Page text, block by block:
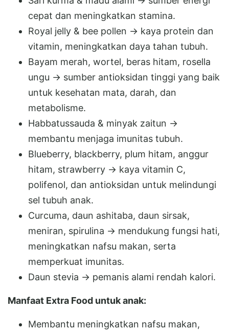
cepat dan meningkatkan stamina.
Royal jelly & bee pollen → kaya protein dan
vitamin, meningkatkan daya tahan tubuh.
Bayam merah, wortel, beras hitam, rosella
ungu → sumber antioksidan tinggi yang baik
untuk kesehatan mata, darah, dan
metabolisme.
Habbatussauda & minyak zaitun →
membantu menjaga imunitas tubuh.
Blueberry, blackberry, plum hitam, anggur
hitam, strawberry → kaya vitamin C,
polifenol, dan antioksidan untuk melindungi
sel tubuh anak.
Curcuma, daun ashitaba, daun sirsak,
meniran, spirulina → mendukung fungsi hati,
meningkatkan nafsu makan, serta
memperkuat imunitas.
Daun stevia → pemanis alami rendah kalori.
Manfaat Extra Food untuk anak:
Membantu meningkatkan nafsu makan,